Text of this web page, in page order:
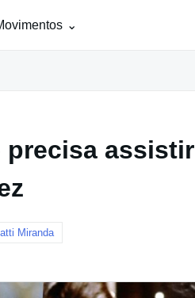
precisa assistir
Miranda